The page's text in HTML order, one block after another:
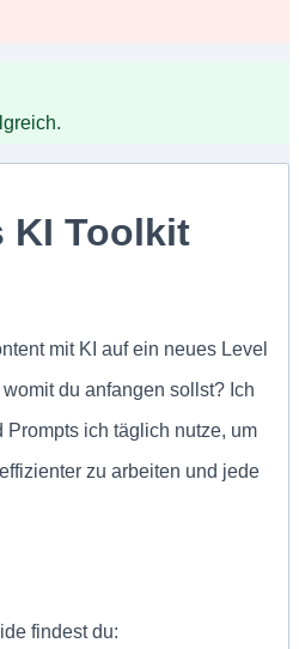
KI Toolkit
mit KI auf ein neues Level
du anfangen sollst? Ich
Prompts ich täglich nutze, um
zu arbeiten und jede
findest du: